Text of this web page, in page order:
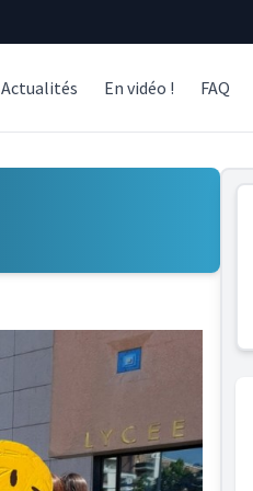
Actualités En vidéo ! FAQ